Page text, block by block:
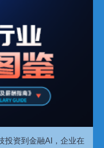
投资到金融AI，企业在